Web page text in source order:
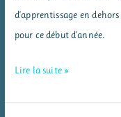
d’apprentissage en
pour ce début d’année.
Des
Lire la suite »